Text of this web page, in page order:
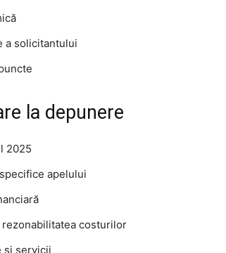
a solicitantului
la depunere
2025
apelului
costurilor
și servicii